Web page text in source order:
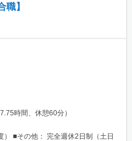
職】
時間、休憩60分）
■その他： 完全週休2日制（土日